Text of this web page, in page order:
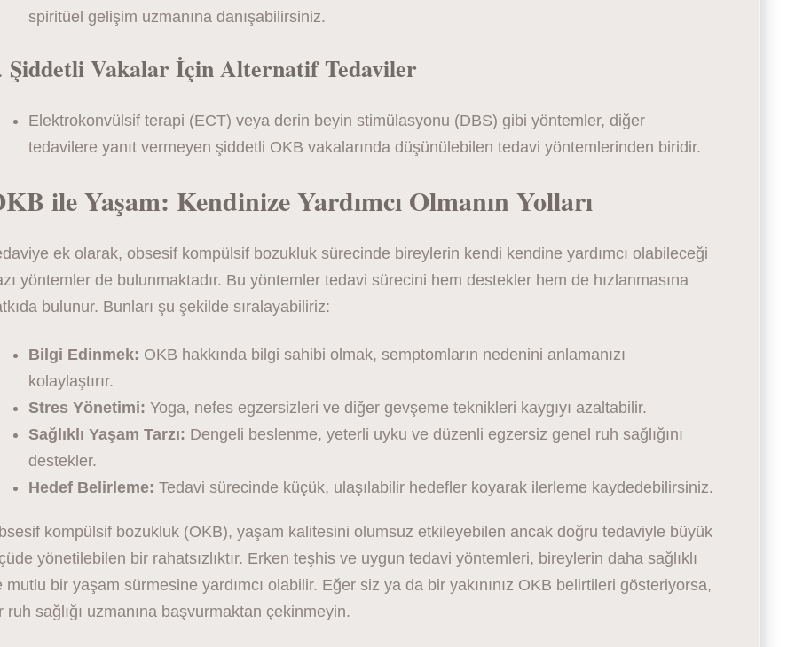
spiritüel gelişim uzmanına danışabilirsiniz.
Şiddetli Vakalar İçin Alternatif Tedaviler
Elektrokonvülsif terapi (ECT) veya derin beyin stimülasyonu (DBS) gibi yöntemler, diğer
tedavilere yanıt vermeyen şiddetli OKB vakalarında düşünülebilen tedavi yöntemlerinden biridir.
ile Yaşam: Kendinize Yardımcı Olmanın Yolları
ek olarak, obsesif kompülsif bozukluk sürecinde bireylerin kendi kendine yardımcı olabileceği
yöntemler de bulunmaktadır. Bu yöntemler tedavi sürecini hem destekler hem de hızlanmasına
bulunur. Bunları şu şekilde sıralayabiliriz:
Bilgi Edinmek: OKB hakkında bilgi sahibi olmak, semptomların nedenini anlamanızı
kolaylaştırır.
Stres Yönetimi: Yoga, nefes egzersizleri ve diğer gevşeme teknikleri kaygıyı azaltabilir.
Sağlıklı Yaşam Tarzı: Dengeli beslenme, yeterli uyku ve düzenli egzersiz genel ruh sağlığını
destekler.
Hedef Belirleme: Tedavi sürecinde küçük, ulaşılabilir hedefler koyarak ilerleme kaydedebilirsiniz.
kompülsif bozukluk (OKB), yaşam kalitesini olumsuz etkileyebilen ancak doğru tedaviyle büyük
yönetilebilen bir rahatsızlıktır. Erken teşhis ve uygun tedavi yöntemleri, bireylerin daha sağlıklı
mutlu bir yaşam sürmesine yardımcı olabilir. Eğer siz ya da bir yakınınız OKB belirtileri gösteriyorsa,
ruh sağlığı uzmanına başvurmaktan çekinmeyin.